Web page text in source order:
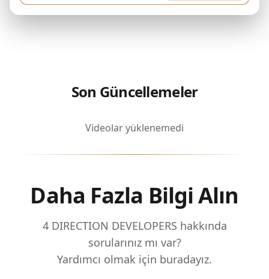
Son Güncellemeler
Videolar yüklenemedi
Daha Fazla Bilgi Alın
4 DIRECTION DEVELOPERS hakkında
sorularınız mı var?
Yardımcı olmak için buradayız.